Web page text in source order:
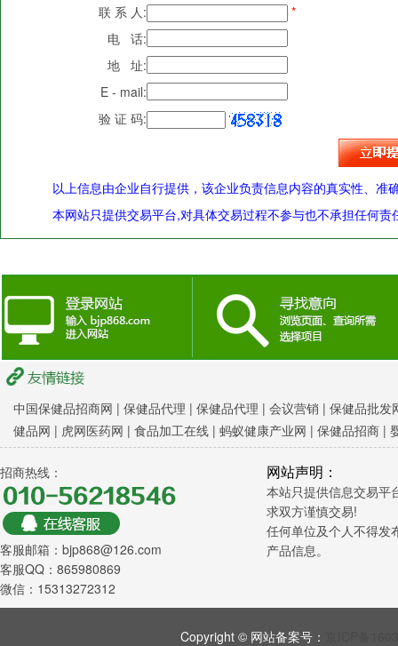
联 系 人:
*
电 话:
地 址:
E - mail:
验 证 码:
以上信息由企业自行提供，该企业负责信息内容的真实性、准
本网站只提供交易平台,对具体交易过程不参与也不承担任何责
中国保健品招商网 | 保健品代理 | 保健品代理 | 会议营销 | 保健品批发
健品网 | 虎网医药网 | 食品加工在线 | 蚂蚁健康产业网 | 保健品招商 |
招商热线：
客服邮箱：bjp868@126.com
客服QQ：865980869
微信：15313272312
网站声明：
本站只提供信息交易平
求双方谨慎交易!
任何单位及个人不得发
产品信息。
Copyright © 网站备案号：